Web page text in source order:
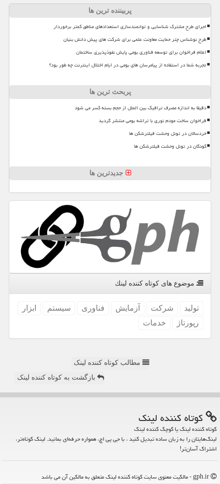
پربیننده ترین ها
اجرای طرح مشترک شناسایی و توانمندسازی استعدادهای مناطق کمتر برخوردار
طرح نوشناس چتر حمایت معاونت علمی برای شرکت های پیش دانش بنیان
اعلام فراخوان برای توسعه فناوری بومی پایش نفوذپذیری ساختمان
تجربه شما در استفاده از پیامرسان های بومی در ایام اختلال اینترنت چه طور بود؟
پربحث ترین ها
دقیقا به اندازه مصرف ترافیک بین الملل از حجم بسته کسر می شود
فراخوان ساخت مودم نوری با تراشه بومی منتشر گردید
خردسالان در تونل وحشت فیلترشکن ها
کودکان در تونل وحشت فیلترشکن ها
جدیدترین ها
موضوع های كوتاه كننده لینك
تولید شركت آزمایش فناوری سیستم
ابزار
رپورتاژ
خدمات
مطالب کوتاه کننده لینک
بازگشت به کوتاه کننده لینک
كوتاه كننده لینك
کوتاه کننده لینک یا کوچک کننده لینک
لینک‌هایتان را به زبان ساده تبدیل کنید ، با جی پی اچ، همواره حرفه‌ای بمانید. لینک کوتاه‌تر،
اشتراک آسان‌تر!